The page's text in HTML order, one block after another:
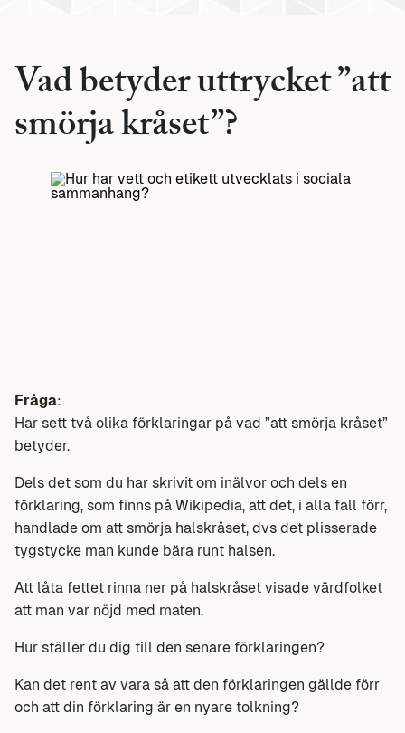
Vad betyder uttrycket ”att
smörja kråset”?
Fråga:
Har sett två olika förklaringar på vad ”att smörja kråset”
betyder.
Dels det som du har skrivit om inälvor och dels en
förklaring, som finns på Wikipedia, att det, i alla fall förr,
handlade om att smörja halskråset, dvs det plisserade
tygstycke man kunde bära runt halsen.
Att låta fettet rinna ner på halskråset visade värdfolket
att man var nöjd med maten.
Hur ställer du dig till den senare förklaringen?
Kan det rent av vara så att den förklaringen gällde förr
och att din förklaring är en nyare tolkning?